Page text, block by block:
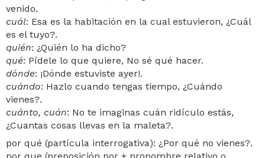
venido.
cuál: Esa es la habitación en la cual estuvieron, ¿Cuál
es el tuyo?.
quién: ¿Quién lo ha dicho?
qué: Pídele lo que quiere, No sé qué hacer.
dónde: ¡Dónde estuviste ayer!.
cuándo: Hazlo cuando tengas tiempo, ¿Cuándo
vienes?.
cuánto, cuán: No te imaginas cuán ridículo estás,
¿Cuantas cosas llevas en la maleta?.
por qué (partícula interrogativa): ¿Por qué no vienes?.